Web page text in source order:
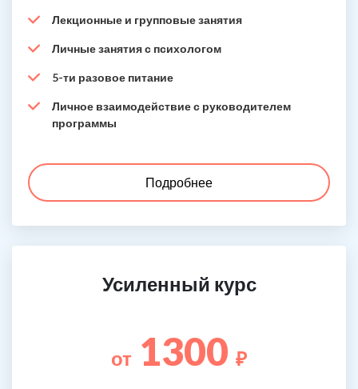
Лекционные и групповые занятия
Личные занятия с психологом
5-ти разовое питание
Личное взаимодействие с руководителем
программы
Подробнее
Усиленный курс
от 1300 ₽